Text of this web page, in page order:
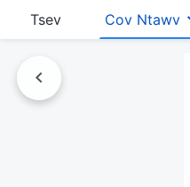
Tsev Cov Ntawv